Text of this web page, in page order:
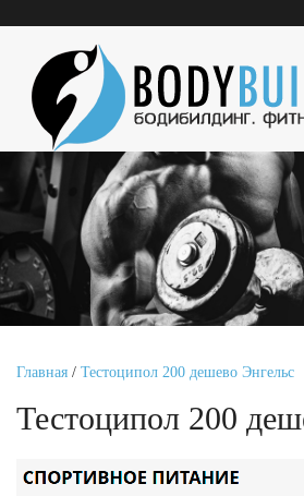
Главная / Тестоципол 200 дешево Энгельс
Тестоципол 200